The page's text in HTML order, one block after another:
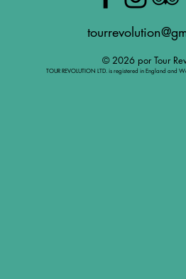
© 2026 por Tour
TOUR REVOLUTION LTD. is registered in England and